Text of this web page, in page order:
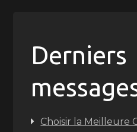
Derniers
Choisir la Meilleure